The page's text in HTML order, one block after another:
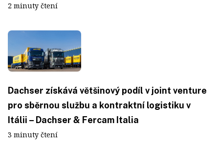
2 minuty čtení
Dachser získává většinový podíl v joint venture
pro sběrnou službu a kontraktní logistiku v
Itálii – Dachser & Fercam Italia
3 minuty čtení